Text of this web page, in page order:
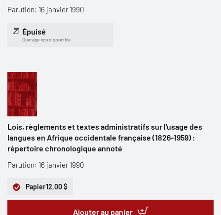
Parution: 16 janvier 1990
Épuisé
Ouvrage non disponible
Lois, règlements et textes administratifs sur l'usage des
langues en Afrique occidentale française (1826-1959) :
répertoire chronologique annoté
Parution: 16 janvier 1990
Papier12,00 $
Ajouter au panier